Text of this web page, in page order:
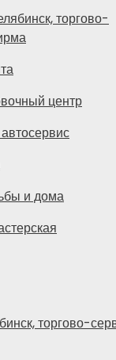
торгово-
центр
и дома
торгово-